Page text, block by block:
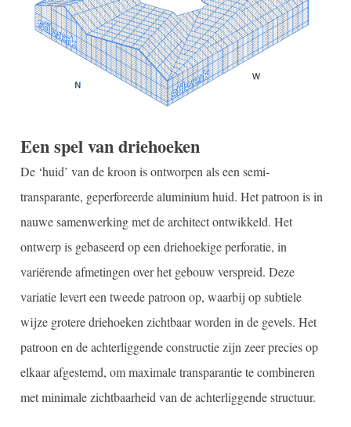
Een spel van driehoeken
De ‘huid’ van de kroon is ontworpen als een semi-
transparante, geperforeerde aluminium huid. Het patroon is in
nauwe samenwerking met de architect ontwikkeld. Het
ontwerp is gebaseerd op een driehoekige perforatie, in
variërende afmetingen over het gebouw verspreid. Deze
variatie levert een tweede patroon op, waarbij op subtiele
wijze grotere driehoeken zichtbaar worden in de gevels. Het
patroon en de achterliggende constructie zijn zeer precies op
elkaar afgestemd, om maximale transparantie te combineren
met minimale zichtbaarheid van de achterliggende structuur.